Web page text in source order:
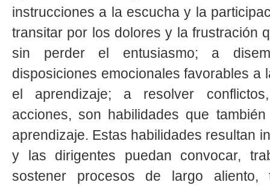
instrucciones a la escucha y la
transitar por los dolores y la frustración
sin perder el entusiasmo; a
disposiciones emocionales favorables a
el aprendizaje; a resolver
acciones, son habilidades que
aprendizaje. Estas habilidades resultan
y las dirigentes puedan convocar,
sostener procesos de largo